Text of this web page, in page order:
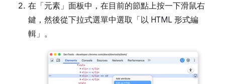
在「元素」 面板中，在目前的節點上按一下滑鼠右
鍵，然後從下拉式選單中選取「以 HTML 形式編
輯」 。